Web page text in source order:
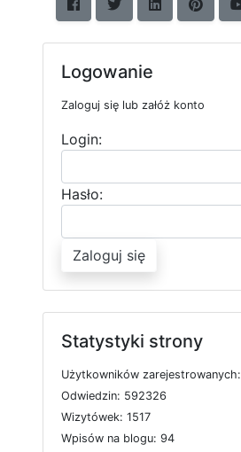
Logowanie
Zaloguj się lub załóż konto
Login:
Hasło:
Zaloguj się
Statystyki strony
Użytkowników zarejestrowanyc
Odwiedzin: 592326
Wizytówek: 1517
Wpisów na blogu: 94